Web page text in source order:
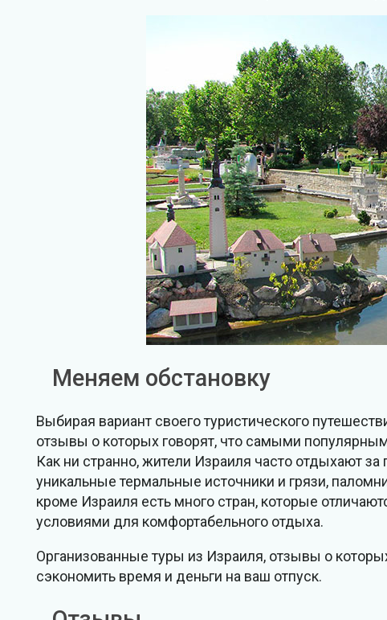
Меняем обстановку
Выбирая вариант своего туристического
отзывы о которых говорят, что самыми
Как ни странно, жители Израиля часто отдыхают
уникальные термальные источники и грязи,
кроме Израиля есть много стран, которые
условиями для комфортабельного отдыха.
Организованные туры из Израиля, отзывы о
сэкономить время и деньги на ваш отпуск.